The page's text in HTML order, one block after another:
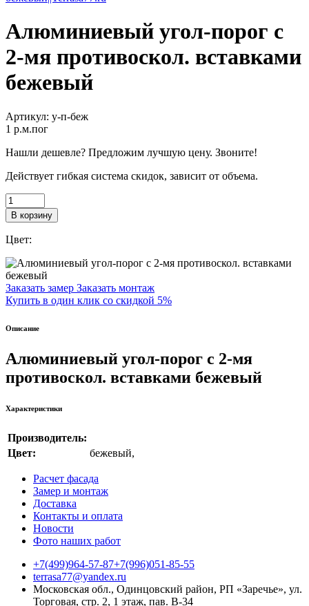
Алюминиевый угол-порог с
2-мя противоскол. вставками
бежевый
Артикул: у-п-беж
1 p.м.пог
Нашли дешевле? Предложим лучшую цену. Звоните!
Действует гибкая система скидок, зависит от объема.
В корзину
Цвет:
Заказать замер Заказать монтаж
Купить в один клик со скидкой 5%
Описание
Алюминиевый угол-порог с 2-мя
противоскол. вставками бежевый
Характеристики
Производитель:
Цвет:
бежевый,
Расчет фасада
Замер и монтаж
Доставка
Контакты и оплата
Новости
Фото наших работ
+7(499)964-57-87+7(996)051-85-55
terrasa77@yandex.ru
Московская обл., Одинцовский район, РП «Заречье», ул.
Торговая, стр. 2, 1 этаж, пав. B-34